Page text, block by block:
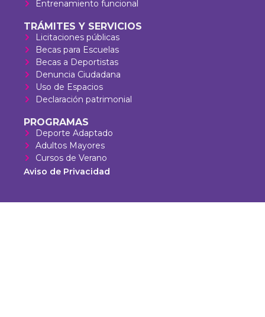
Entrenamiento funcional
TRÁMITES Y SERVICIOS
Licitaciones públicas
Becas para Escuelas
Becas a Deportistas
Denuncia Ciudadana
Uso de Espacios
Declaración patrimonial
PROGRAMAS
Deporte Adaptado
Adultos Mayores
Cursos de Verano
Aviso de Privacidad